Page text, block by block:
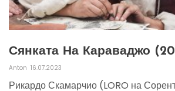
Сянката На Караваджо
Anton 16.07.2023
Рикардо Скамарчио (LORO на